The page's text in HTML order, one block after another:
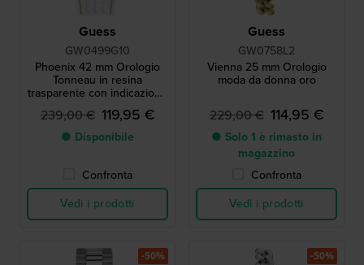
Guess
GW0499G10
Phoenix 42 mm Orologio
Tonneau in resina
trasparente con indicazione
del giorno e della data
239,00 € 119,95 €
● Disponibile
Confronta
Vedi i prodotti
Guess
GW0758L2
Vienna 25 mm Orologio
moda da donna oro
229,00 € 114,95 €
● Solo 1 è rimasto in
magazzino
Confronta
Vedi i prodotti
-50% -50%